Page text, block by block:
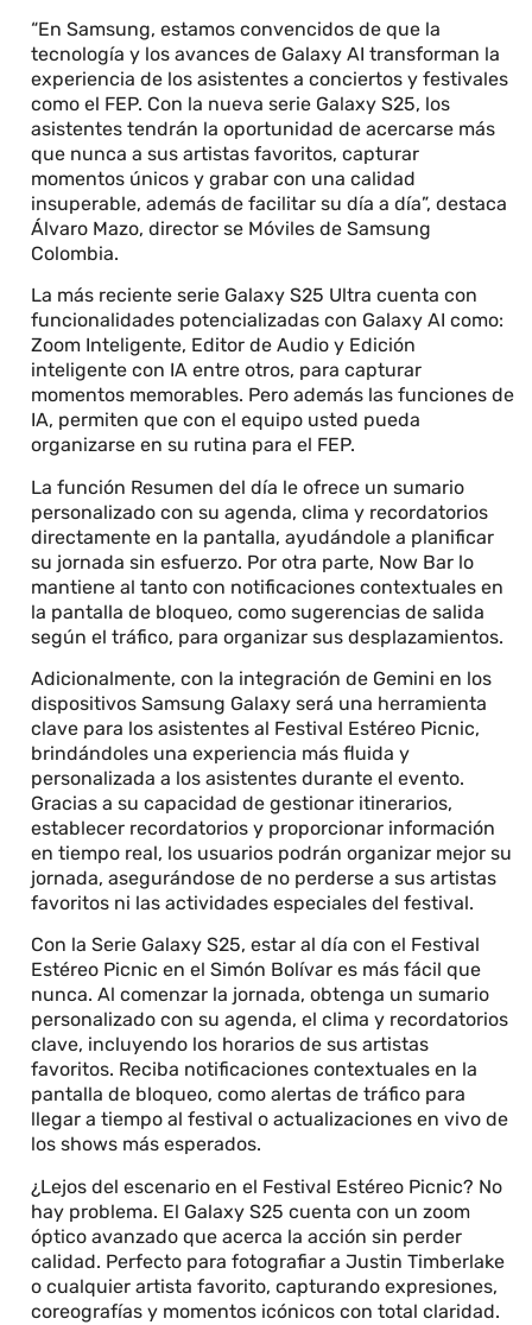
“En Samsung, estamos convencidos de que la
tecnología y los avances de Galaxy AI transforman la
experiencia de los asistentes a conciertos y festivales
como el FEP. Con la nueva serie Galaxy S25, los
asistentes tendrán la oportunidad de acercarse más
que nunca a sus artistas favoritos, capturar
momentos únicos y grabar con una calidad
insuperable, además de facilitar su día a día”, destaca
Álvaro Mazo, director se Móviles de Samsung
Colombia.
La más reciente serie Galaxy S25 Ultra cuenta con
funcionalidades potencializadas con Galaxy AI como:
Zoom Inteligente, Editor de Audio y Edición
inteligente con IA entre otros, para capturar
momentos memorables. Pero además las funciones de
IA, permiten que con el equipo usted pueda
organizarse en su rutina para el FEP.
La función Resumen del día le ofrece un sumario
personalizado con su agenda, clima y recordatorios
directamente en la pantalla, ayudándole a planificar
su jornada sin esfuerzo. Por otra parte, Now Bar lo
mantiene al tanto con notificaciones contextuales en
la pantalla de bloqueo, como sugerencias de salida
según el tráfico, para organizar sus desplazamientos.
Adicionalmente, con la integración de Gemini en los
dispositivos Samsung Galaxy será una herramienta
clave para los asistentes al Festival Estéreo Picnic,
brindándoles una experiencia más fluida y
personalizada a los asistentes durante el evento.
Gracias a su capacidad de gestionar itinerarios,
establecer recordatorios y proporcionar información
en tiempo real, los usuarios podrán organizar mejor su
jornada, asegurándose de no perderse a sus artistas
favoritos ni las actividades especiales del festival.
Con la Serie Galaxy S25, estar al día con el Festival
Estéreo Picnic en el Simón Bolívar es más fácil que
nunca. Al comenzar la jornada, obtenga un sumario
personalizado con su agenda, el clima y recordatorios
clave, incluyendo los horarios de sus artistas
favoritos. Reciba notificaciones contextuales en la
pantalla de bloqueo, como alertas de tráfico para
llegar a tiempo al festival o actualizaciones en vivo de
los shows más esperados.
¿Lejos del escenario en el Festival Estéreo Picnic? No
hay problema. El Galaxy S25 cuenta con un zoom
óptico avanzado que acerca la acción sin perder
calidad. Perfecto para fotografiar a Justin Timberlake
o cualquier artista favorito, capturando expresiones,
coreografías y momentos icónicos con total claridad.